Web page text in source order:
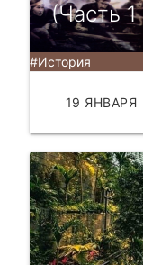
(Часть 1
#История
19 ЯНВАРЯ